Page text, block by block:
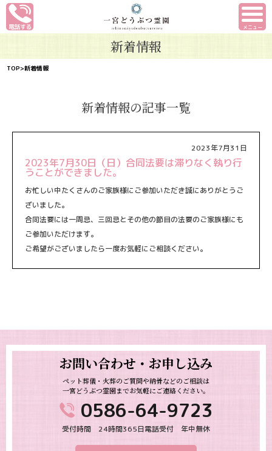
メニュー
新着情報
TOP>新着情報
新着情報の記事一覧
2023年7月31日
2023年7月30日（日）合同法要は滞りなく執り行
うことができました。
お忙しい中たくさんのご家族様にご参加いただき誠にありがとうご
ざいました。
合同法要には一周忌、三回忌とその他の節目の法要のご家族様にも
ご参加いただけます。
ご希望がございましたら一度お気軽にご相談ください。
お問い合わせ・お申し込み
ペット葬儀・火葬のご質問や納骨などのご相談は
一宮どうぶつ霊園までお気軽にご連絡ください。
0586-64-9723
受付時間 24時間365日電話受付 年中無休